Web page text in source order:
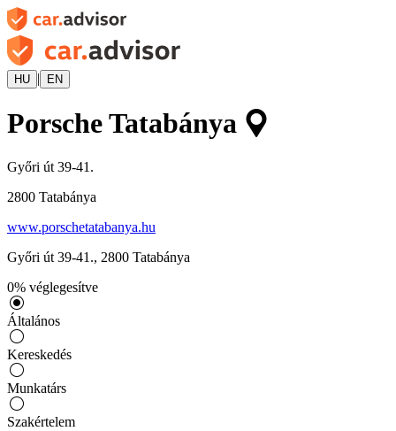
HU | EN
Porsche Tatabánya
Győri út 39-41.
2800 Tatabánya
www.porschetatabanya.hu
Győri út 39-41., 2800 Tatabánya
0% véglegesítve
Általános
Kereskedés
Munkatárs
Szakértelem